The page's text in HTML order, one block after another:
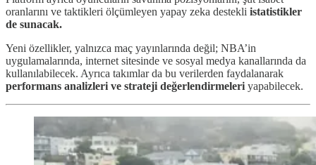
oranlarını ve taktikleri ölçümleyen yapay zeka destekli istatistikler
de sunacak.
Yeni özellikler, yalnızca maç yayınlarında değil; NBA’in
uygulamalarında, internet sitesinde ve sosyal medya kanallarında da
kullanılabilecek. Ayrıca takımlar da bu verilerden faydalanarak
performans analizleri ve strateji değerlendirmeleri yapabilecek.